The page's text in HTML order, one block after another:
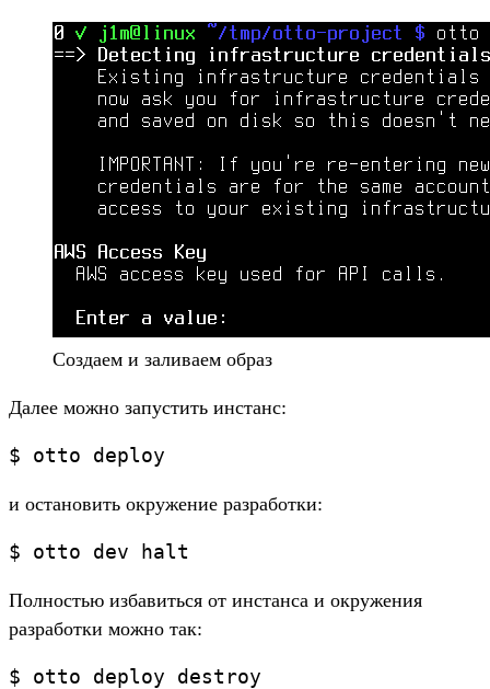
Создаем и заливаем образ
Далее можно запустить инстанс:
$ otto deploy
и остановить окружение разработки:
$ otto dev halt
Полностью избавиться от инстанса и окружения
разработки можно так:
$ otto deploy destroy